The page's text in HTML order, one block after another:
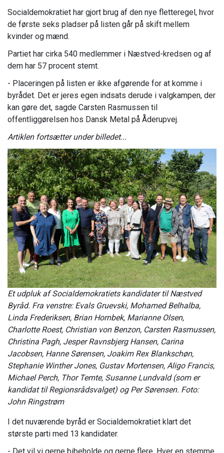
Socialdemokratiet har gjort brug af den nye fletteregel, hvor
de første seks pladser på listen går på skift mellem
kvinder og mænd.
Partiet har cirka 540 medlemmer i Næstved-kredsen og af
dem har 57 procent stemt.
- Placeringen på listen er ikke afgørende for at komme i
byrådet. Det er jeres egen indsats derude i valgkampen, der
kan gøre det, sagde Carsten Rasmussen til
offentliggørelsen hos Dansk Metal på Åderupvej.
Artiklen fortsætter under billedet...
Et udpluk af Socialdemokratiets kandidater til Næstved
Byråd. Fra venstre: Evals Gruevski, Mohamed Belhalba,
Linda Frederiksen, Brian Hornbek, Marianne Olsen,
Charlotte Roest, Christian von Benzon, Carsten Rasmussen,
Christina Pagh, Jesper Ravnsbjerg Hansen, Carina
Jacobsen, Hanne Sørensen, Joakim Rex Blankschøn,
Stephanie Winther Jones, Gustav Mortensen, Aligo Francis,
Michael Perch, Thor Temte, Susanne Lundvald (som er
kandidat til Regionsrådsvalget) og Per Sørensen. Foto:
John Ringstrøm
I det nuværende byråd er Socialdemokratiet klart det
største parti med 13 kandidater.